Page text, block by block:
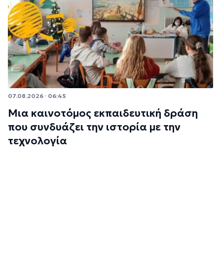
07.08.2026 · 06:45
Μια καινοτόμος εκπαιδευτική δράση
που συνδυάζει την ιστορία με την
τεχνολογία